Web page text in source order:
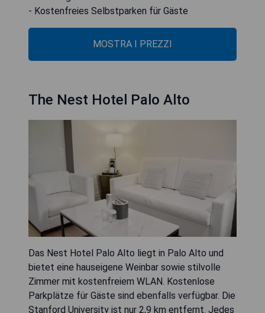
- Kostenfreies Selbstparken für Gäste
MOSTRA I PREZZI
The Nest Hotel Palo Alto
Das Nest Hotel Palo Alto liegt in Palo Alto und
bietet eine hauseigene Weinbar sowie stilvolle
Zimmer mit kostenfreiem WLAN. Kostenlose
Parkplätze für Gäste sind ebenfalls verfügbar. Die
Stanford University ist nur 2,9 km entfernt. Jedes